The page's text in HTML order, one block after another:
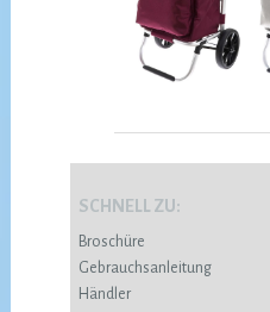
SCHNELL ZU:
Broschüre
Gebrauchsanleitung
Händler